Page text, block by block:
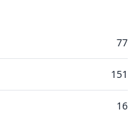
77
151
16